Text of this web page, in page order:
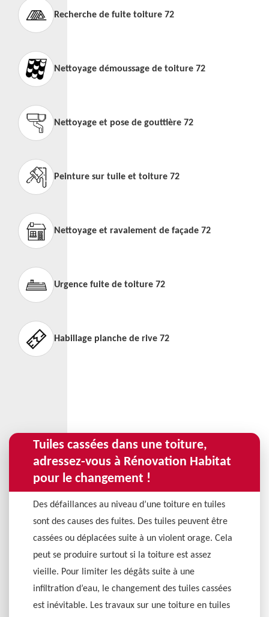
Recherche de fuite toiture 72
Nettoyage démoussage de toiture 72
Nettoyage et pose de gouttière 72
Peinture sur tuile et toiture 72
Nettoyage et ravalement de façade 72
Urgence fuite de toiture 72
Habillage planche de rive 72
Tuiles cassées dans une toiture,
adressez-vous à Rénovation Habitat
pour le changement !
Des défaillances au niveau d’une toiture en tuiles
sont des causes des fuites. Des tuiles peuvent être
cassées ou déplacées suite à un violent orage. Cela
peut se produire surtout si la toiture est assez
vieille. Pour limiter les dégâts suite à une
infiltration d’eau, le changement des tuiles cassées
est inévitable. Les travaux sur une toiture en tuiles